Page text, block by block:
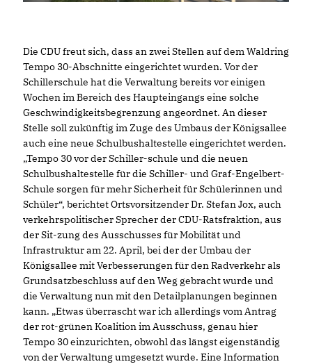
Die CDU freut sich, dass an zwei Stellen auf dem Waldring
Tempo 30-Abschnitte eingerichtet wurden. Vor der
Schillerschule hat die Verwaltung bereits vor einigen
Wochen im Bereich des Haupteingangs eine solche
Geschwindigkeitsbegrenzung angeordnet. An dieser
Stelle soll zukünftig im Zuge des Umbaus der Königsallee
auch eine neue Schulbushaltestelle eingerichtet werden.
Tempo 30 vor der Schiller-schule und die neuen
Schulbushaltestelle für die Schiller- und Graf-Engelbert-
Schule sorgen für mehr Sicherheit für Schülerinnen und
Schüler“, berichtet Ortsvorsitzender Dr. Stefan Jox, auch
verkehrspolitischer Sprecher der CDU-Ratsfraktion, aus
der Sit-zung des Ausschusses für Mobilität und
Infrastruktur am 22. April, bei der der Umbau der
Königsallee mit Verbesserungen für den Radverkehr als
Grundsatzbeschluss auf den Weg gebracht wurde und
die Verwaltung nun mit den Detailplanungen beginnen
kann. „Etwas überrascht war ich allerdings vom Antrag
der rot-grünen Koalition im Ausschuss, genau hier
Tempo 30 einzurichten, obwohl das längst eigenständig
von der Verwaltung umgesetzt wurde. Eine Information